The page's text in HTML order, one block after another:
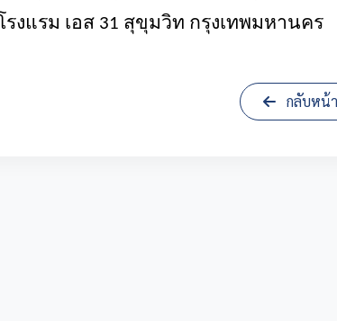
โรงแรม เอส 31 สุขุมวิท กรุงเทพมหานคร
กลับหน้